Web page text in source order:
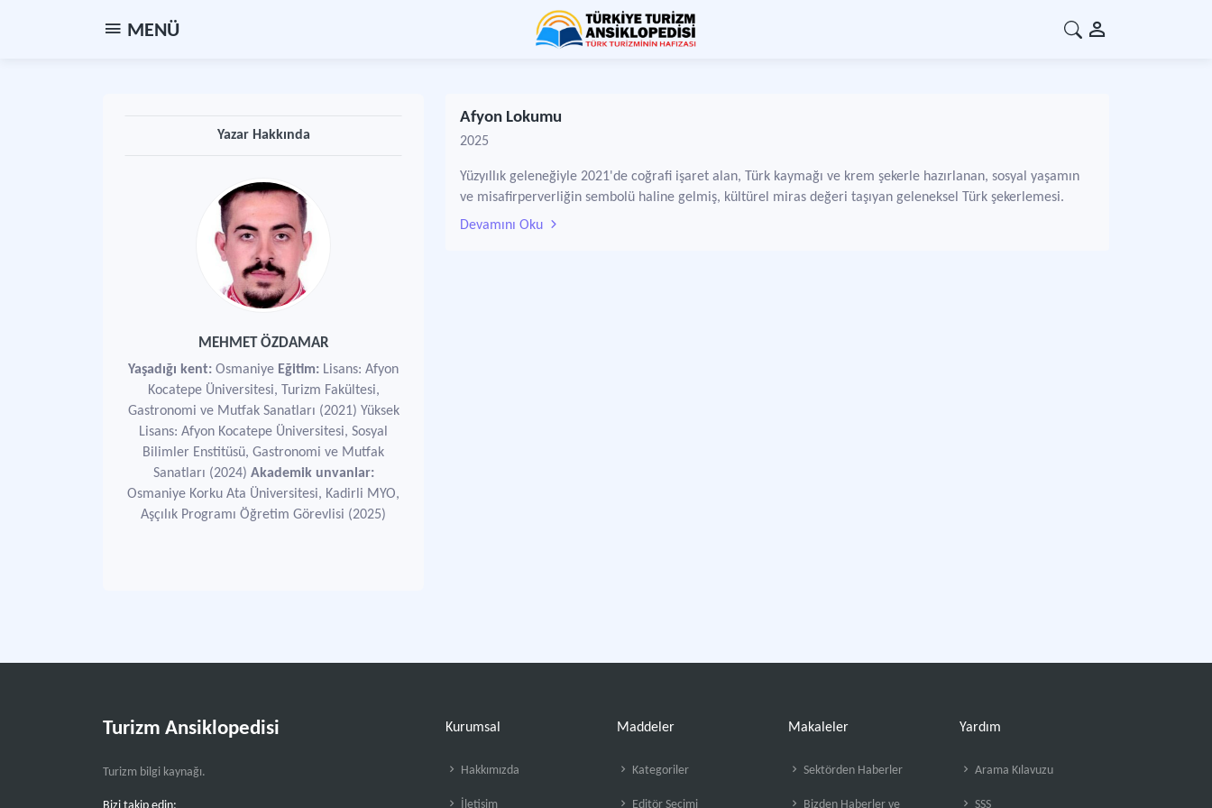
MENÜ
Yazar Hakkında
MEHMET ÖZDAMAR
Yaşadığı kent: Osmaniye Eğitim: Lisans: Afyon
Kocatepe Üniversitesi, Turizm Fakültesi,
Gastronomi ve Mutfak Sanatları (2021) Yüksek
Lisans: Afyon Kocatepe Üniversitesi, Sosyal
Bilimler Enstitüsü, Gastronomi ve Mutfak
Sanatları (2024) Akademik unvanlar:
Osmaniye Korku Ata Üniversitesi, Kadirli MYO,
Aşçılık Programı Öğretim Görevlisi (2025)
Afyon Lokumu
2025
Yüzyıllık geleneğiyle 2021'de coğrafi işaret alan, Türk kaymağı ve krem şekerle hazırlanan, sosyal yaşamın
ve misafirperverliğin sembolü haline gelmiş, kültürel miras değeri taşıyan geleneksel Türk şekerlemesi.
Devamını Oku
Turizm Ansiklopedisi
Turizm bilgi kaynağı.
Kurumsal
Hakkımızda
İletişim
Maddeler
Kategoriler
Editör Seçimi
Makaleler
Sektörden Haberler
Bizden Haberler ve
Yardım
Arama Kılavuzu
SSS